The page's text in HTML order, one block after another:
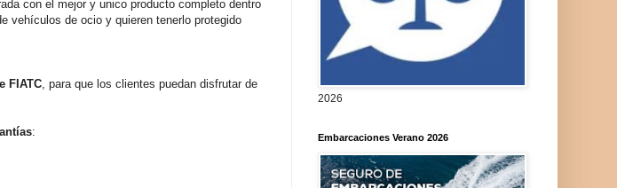
con el mejor y unico producto completo dentro
vehículos de ocio y quieren tenerlo protegido
FIATC, para que los clientes puedan disfrutar de
:
2026
Embarcaciones Verano 2026